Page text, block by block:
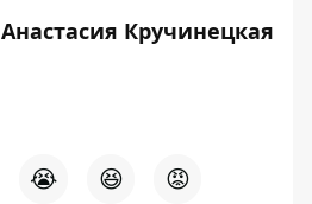
Анастасия Кручинецкая
😭 😆 😡